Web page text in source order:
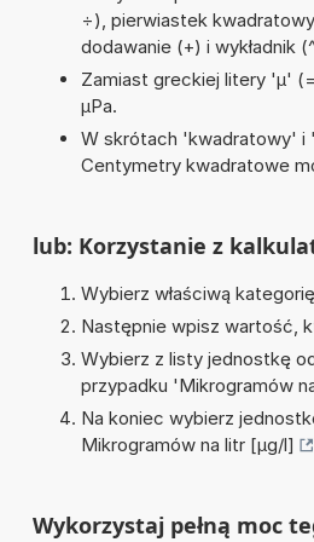
÷), pierwiastek
dodawanie (+) i wykładnik
Zamiast greckiej litery 'µ'
µPa.
W skrótach 'kwadratowy' i
Centymetry kwadratowe
lub: Korzystanie z
Wybierz właściwą
Następnie wpisz wartość,
Wybierz z listy jednostkę
przypadku 'Mikrogramów
Na koniec wybierz
Mikrogramów na litr [µg/l]
Wykorzystaj pełną moc